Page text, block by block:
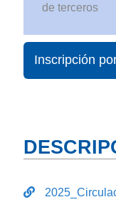
de terceros
Inscripción